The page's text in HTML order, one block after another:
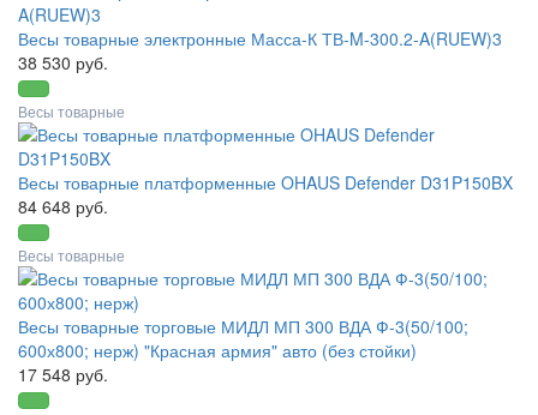
Весы товарные электронные Масса-К ТВ-M-300.2-A(RUEW)3
38 530 руб.
Весы товарные
Весы товарные платформенные OHAUS Defender D31P150BX
84 648 руб.
Весы товарные
Весы товарные торговые МИДЛ МП 300 ВДА Ф-3(50/100;
600х800; нерж) "Красная армия" авто (без стойки)
17 548 руб.